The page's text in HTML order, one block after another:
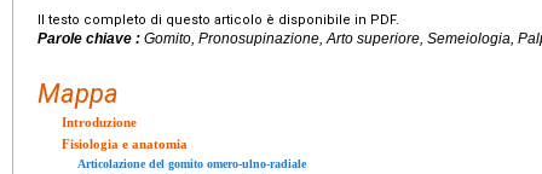
Il testo completo di questo articolo è disponibile in PDF.
Parole chiave : Gomito, Pronosupinazione, Arto superiore, Semeiologia,
Mappa
Introduzione
Fisiologia e anatomia
Articolazione del gomito omero-ulno-radiale